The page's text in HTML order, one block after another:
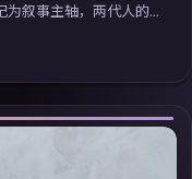
为叙事主轴，两代人的
地域气质；站内亦可
展检索同类型高分佳